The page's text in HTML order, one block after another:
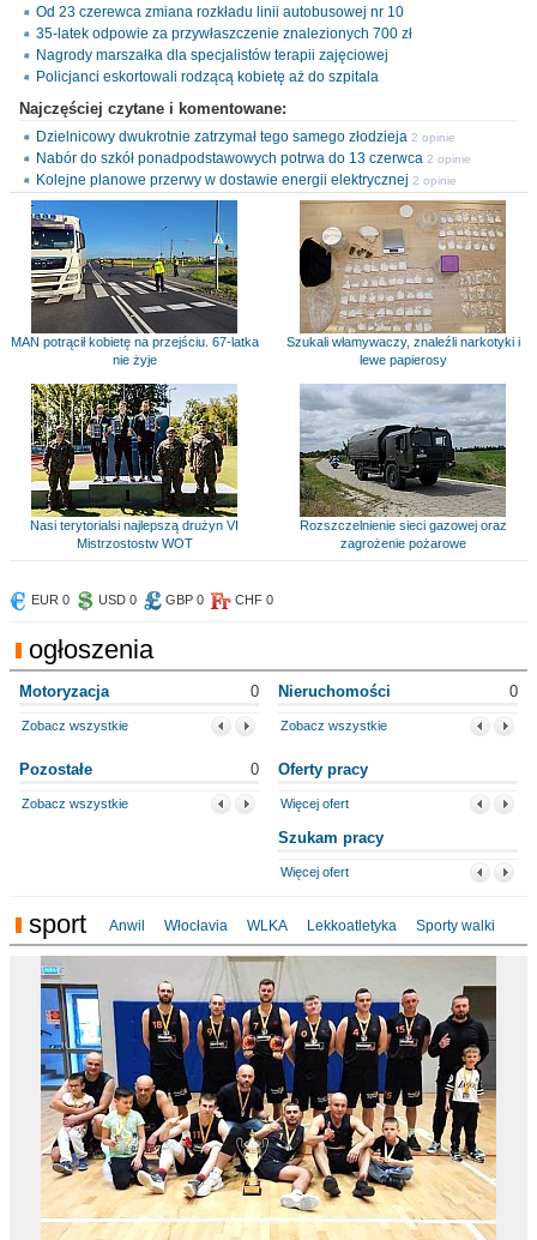
Od 23 czerewca zmiana rozkładu linii autobusowej nr 10
35-latek odpowie za przywłaszczenie znalezionych 700 zł
Nagrody marszałka dla specjalistów terapii zajęciowej
Policjanci eskortowali rodzącą kobietę aż do szpitala
Najczęściej czytane i komentowane:
Dzielnicowy dwukrotnie zatrzymał tego samego złodzieja 2 opinie
Nabór do szkół ponadpodstawowych potrwa do 13 czerwca 2 opinie
Kolejne planowe przerwy w dostawie energii elektrycznej 2 opinie
MAN potrącił kobietę na przejściu. 67-latka
nie żyje
Szukali włamywaczy, znaleźli narkotyki i
lewe papierosy
Nasi terytorialsi najlepszą drużyn VI
Mistrzostostw WOT
Rozszczelnienie sieci gazowej oraz
zagrożenie pożarowe
EUR 0 USD 0 GBP 0 CHF 0
ogłoszenia
Motoryzacja 0
Zobacz wszystkie
Nieruchomości 0
Zobacz wszystkie
Pozostałe 0
Zobacz wszystkie
Oferty pracy
Więcej ofert
Szukam pracy
Więcej ofert
sport Anwil Włocłavia WLKA Lekkoatletyka Sporty walki